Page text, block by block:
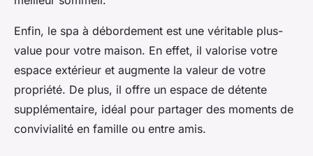
Enfin, le spa à débordement est une véritable plus-
value pour votre maison. En effet, il valorise votre
espace extérieur et augmente la valeur de votre
propriété. De plus, il offre un espace de détente
supplémentaire, idéal pour partager des moments de
convivialité en famille ou entre amis.